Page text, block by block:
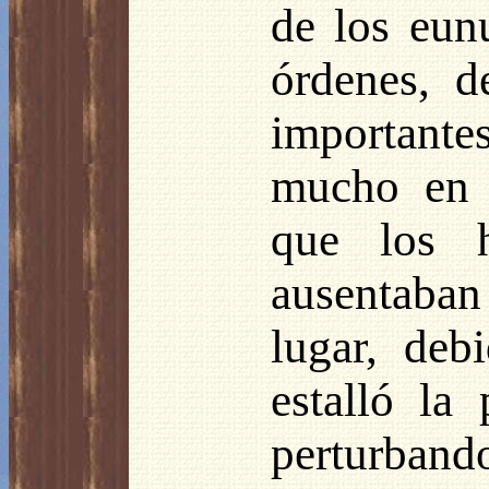
de los
órdenes,
mucho
que los
lugar,
estalló la